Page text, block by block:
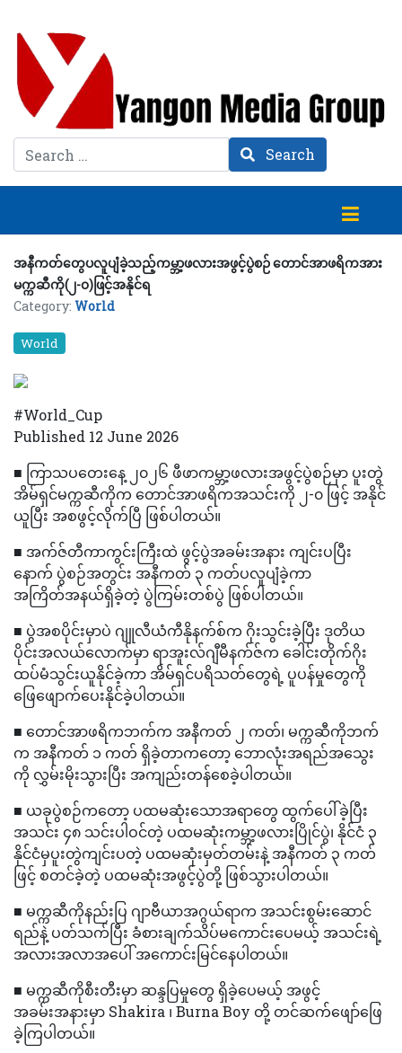
Search Search
အနီကတ်တွေပလူပျံခဲ့သည့်ကမ္ဘာ့ဖလားအဖွင့်ပွဲစဉ် တောင်အာဖရိကအား
မက္ကဆီကို(၂-၀)ဖြင့်အနိုင်ရ
Category: World
World
#World_Cup
Published 12 June 2026
■ ကြာသပတေးနေ့ ၂၀၂၆ ဖီဖာကမ္ဘာ့ဖလားအဖွင့်ပွဲစဉ်မှာ ပူးတွဲ
အိမ်ရှင်မက္ကဆီကိုက တောင်အာဖရိကအသင်းကို ၂-၀ ဖြင့် အနိုင်
ယူပြီး အစဖွင့်လိုက်ပြီ ဖြစ်ပါတယ်။
■ အက်ဇ်တီကာကွင်းကြီးထဲ ဖွင့်ပွဲအခမ်းအနား ကျင်းပပြီး
နောက် ပွဲစဉ်အတွင်း အနီကတ် ၃ ကတ်ပလူပျံခဲ့ကာ
အကြိတ်အနယ်ရှိခဲ့တဲ့ ပွဲကြမ်းတစ်ပွဲ ဖြစ်ပါတယ်။
■ ပွဲအစပိုင်းမှာပဲ ဂျူလီယံကီနိုနက်စ်က ဂိုးသွင်းခဲ့ပြီး ဒုတိယ
ပိုင်းအလယ်လောက်မှာ ရာအူးလ်ဂျီမီနက်ဇ်က ခေါင်းတိုက်ဂိုး
ထပ်မံသွင်းယူနိုင်ခဲ့ကာ အိမ်ရှင်ပရိသတ်တွေရဲ့ ပူပန်မှုတွေကို
ဖြေဖျောက်ပေးနိုင်ခဲ့ပါတယ်။
■ တောင်အာဖရိကဘက်က အနီကတ် ၂ ကတ်၊ မက္ကဆီကိုဘက်
က အနီကတ် ၁ ကတ် ရှိခဲ့တာကတော့ ဘောလုံးအရည်အသွေး
ကို လွှမ်းမိုးသွားပြီး အကျည်းတန်စေခဲ့ပါတယ်။
■ ယခုပွဲစဉ်ကတော့ ပထမဆုံးသောအရာတွေ ထွက်ပေါ်ခဲ့ပြီး
အသင်း ၄၈ သင်းပါဝင်တဲ့ ပထမဆုံးကမ္ဘာ့ဖလားပြိုင်ပွဲ၊ နိုင်ငံ ၃
နိုင်ငံမှပူးတွဲကျင်းပတဲ့ ပထမဆုံးမှတ်တမ်းနဲ့ အနီကတ် ၃ ကတ်
ဖြင့် စတင်ခဲ့တဲ့ ပထမဆုံးအဖွင့်ပွဲတို့ ဖြစ်သွားပါတယ်။
■ မက္ကဆီကိုနည်းပြ ဂျာဗီယာအဂွယ်ရာက အသင်းစွမ်းဆောင်
ရည်နဲ့ ပတ်သက်ပြီး ခံစားချက်သိပ်မကောင်းပေမယ့် အသင်းရဲ့
အလားအလာအပေါ် အကောင်းမြင်နေပါတယ်။
■ မက္ကဆီကိုစီးတီးမှာ ဆန္ဒပြမှုတွေ ရှိခဲ့ပေမယ့် အဖွင့်
အခမ်းအနားမှာ Shakira ၊ Burna Boy တို့ တင်ဆက်ဖျော်ဖြေ
ခဲ့ကြပါတယ်။